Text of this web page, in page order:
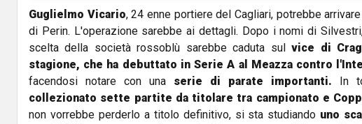
Guglielmo Vicario, 24 enne portiere del Cagliari, potrebbe
di Perin. L'operazione sarebbe ai dettagli. Dopo i nomi di
scelta della società rossoblù sarebbe caduta sulvice di
stagione, che ha debuttato in Serie A al Meazza contro
facendosi notare con una serie di parate importanti. In
collezionato sette partite da titolare tra campionato e
non vorrebbe perderlo a titolo definitivo, si sta studiando uno